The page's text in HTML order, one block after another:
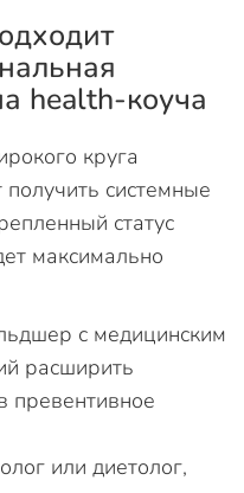
health-коуча
круга
системные
статус
максимально
с медицинским
расширить
превентивное
или диетолог,